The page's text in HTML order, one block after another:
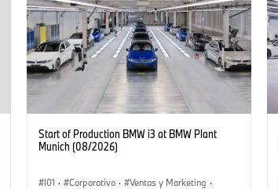
Start of Production BMW i3 at BMW Plant
Munich (08/2026)
I01 · Corporativo · Ventas y Marketing ·